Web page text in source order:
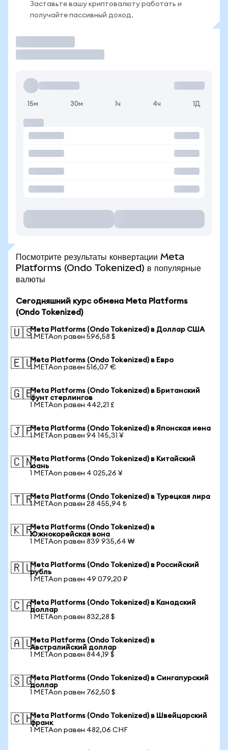
Заставьте вашу криптовалюту работать и
получайте пассивный доход.
15м 30м 1ч 4ч 1Д
Посмотрите результаты конвертации Meta
Platforms (Ondo Tokenized) в популярные
валюты
Сегодняшний курс обмена Meta Platforms
(Ondo Tokenized)
🇺🇸Meta Platforms (Ondo Tokenized) в Доллар США
1 METAon равен 596,58 $
🇪🇺Meta Platforms (Ondo Tokenized) в Евро
1 METAon равен 516,07 €
🇬🇧Meta Platforms (Ondo Tokenized) в Британский
фунт стерлингов
1 METAon равен 442,21 £
🇯🇵Meta Platforms (Ondo Tokenized) в Японская иена
1 METAon равен 94 145,31 ¥
🇨🇳Meta Platforms (Ondo Tokenized) в Китайский
юань
1 METAon равен 4 025,26 ¥
🇹🇷Meta Platforms (Ondo Tokenized) в Турецкая лира
1 METAon равен 28 455,94 ₺
🇰🇷Meta Platforms (Ondo Tokenized) в
Южнокорейская вона
1 METAon равен 839 935,64 ₩
🇷🇺Meta Platforms (Ondo Tokenized) в Российский
рубль
1 METAon равен 49 079,20 ₽
🇨🇦Meta Platforms (Ondo Tokenized) в Канадский
доллар
1 METAon равен 832,28 $
🇦🇺Meta Platforms (Ondo Tokenized) в
Австралийский доллар
1 METAon равен 844,19 $
🇸🇬Meta Platforms (Ondo Tokenized) в Сингапурский
доллар
1 METAon равен 762,50 $
🇨🇭Meta Platforms (Ondo Tokenized) в Швейцарский
франк
1 METAon равен 482,06 CHF